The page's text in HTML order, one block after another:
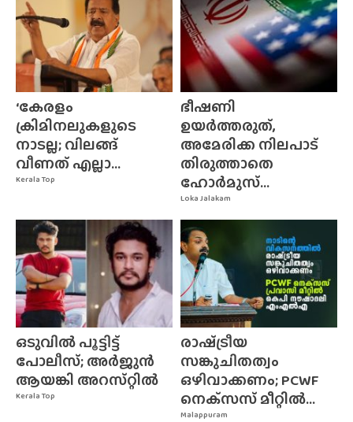
Kerala Top
‘കേരളം
ക്രിമിനലുകളുടെ
നാടല്ല; വിലങ്ങ്
വീണത് എല്ലാ...
Loka Jalakam
ഭീഷണി
ഉയർത്തരുത്,
അമേരിക്ക നിലപാട്
തിരുത്താതെ
ഹോർമുസ്...
Kerala Top
ഒടുവിൽ പൂട്ടിട്ട്
പോലീസ്; അർജുൻ
ആയങ്കി അറസ്‌റ്റിൽ
Malappuram
രാഷ്‌ട്രീയ
സങ്കുചിതത്വം
ഒഴിവാക്കണം; PCWF
നെക്‌സസ്‌ മീറ്റിൽ...